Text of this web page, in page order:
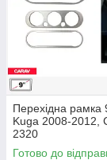
Перехідна рамка
Kuga 2008-2012,
2320
Готово до